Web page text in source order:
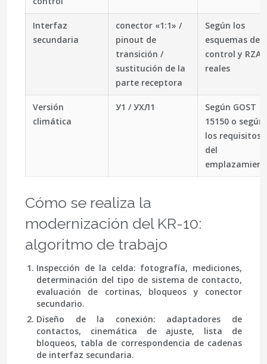
Interfaz
secundaria
conector «1:1» /
pinout de
transición /
sustitución de la
parte receptora
Según los
esquemas de
control y RZA
reales
Versión
climática
У1 / УХЛ1
Según GOST
15150 o según
los requisitos
del
Cómo se realiza la
modernización del KR-10:
algoritmo de trabajo
Inspección de la celda: fotografía, mediciones,
determinación del tipo de sistema de contacto,
evaluación de cortinas, bloqueos y conector
secundario.
Diseño de la conexión: adaptadores de
contactos, cinemática de ajuste, lista de
bloqueos, tabla de correspondencia de cadenas
de interfaz secundaria.